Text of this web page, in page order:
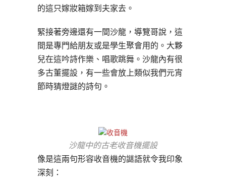
的這只嫁妝箱嫁到夫家去。
緊接著旁邊還有一間沙龍，導覽哥說，這
間是專門給朋友或是學生聚會用的。大夥
兒在這吟詩作樂、唱歌跳舞。沙龍內有很
多古董擺設，有一些會放上類似我們元宵
節時猜燈謎的詩句。
沙龍中的古老收音機擺設
像是這兩句形容收音機的謎語就令我印象
深刻：